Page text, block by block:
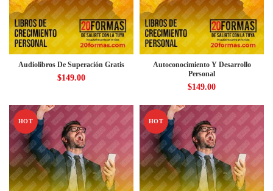
Audiolibros De Superación Gratis
$149.00
Autoconocimiento Y Desarrollo
Personal
$149.00
HOT HOT